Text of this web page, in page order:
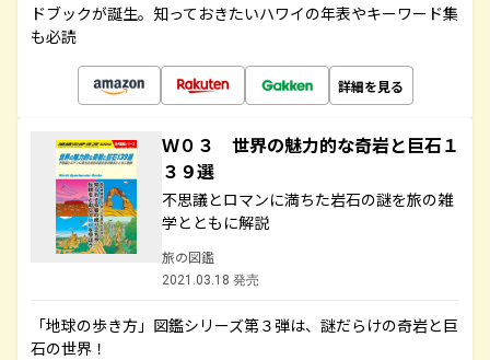
ドブックが誕生。知っておきたいハワイの年表やキーワード集
も必読
詳細を見る
Ｗ０３ 世界の魅力的な奇岩と巨石１
３９選
不思議とロマンに満ちた岩石の謎を旅の雑
学とともに解説
旅の図鑑
2021.03.18 発売
「地球の歩き方」図鑑シリーズ第３弾は、謎だらけの奇岩と巨
石の世界！